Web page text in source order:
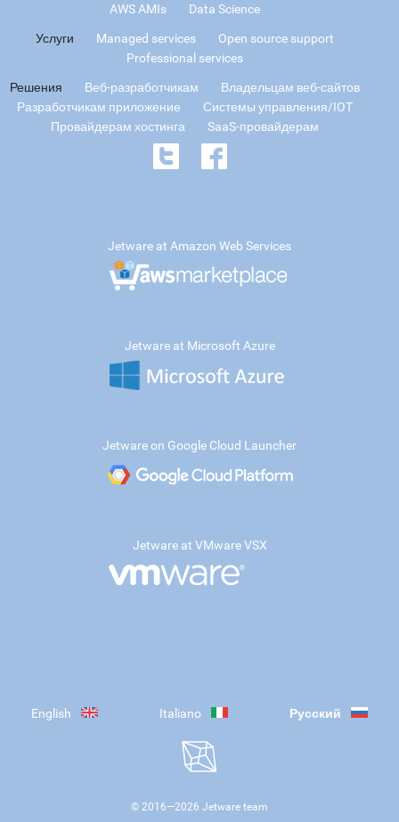
AWS AMIs
Data Science
Услуги Managed services
Open source support
Professional services
Решения Веб-разработчикам
Владельцам веб-сайтов
Разработчикам приложение
Системы управления/IOT
Провайдерам хостинга
SaaS-провайдерам
Jetware at Amazon Web Services
Jetware at Microsoft Azure
Jetware on Google Cloud Launcher
Jetware at VMware VSX
English Italiano Русский
© 2016—2026 Jetware team